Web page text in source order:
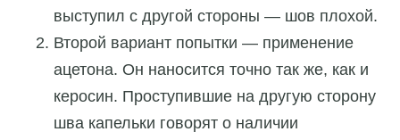
выступил с другой стороны — шов плохой.
Второй вариант попытки — применение
ацетона. Он наносится точно так же, как и
керосин. Проступившие на другую сторону
шва капельки говорят о наличии